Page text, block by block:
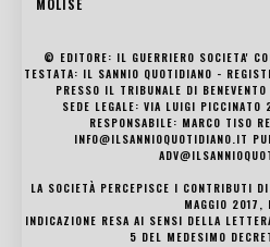
MOLISE
© EDITORE: IL GUERRIERO SOCIETA'
TESTATA: IL SANNIO QUOTIDIANO -
PRESSO IL TRIBUNALE DI
SEDE LEGALE: VIA LUIGI PICCINATO
RESPONSABILE: MARCO TISO
INFO@ILSANNIOQUOTIDIANO.IT
LA SOCIETÀ PERCEPISCE I CONTRIBUTI
MAGGIO
INDICAZIONE RESA AI SENSI DELLA
5 DEL MEDESIMO